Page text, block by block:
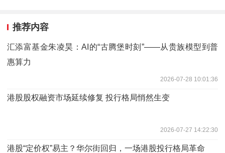
推荐内容
汇添富基金朱凌昊：AI的“古腾堡时刻”——从贵族模型到普
惠算力
2026-07-28 10:01:36
港股股权融资市场延续修复 投行格局悄然生变
2026-07-27 14:22:30
港股“定价权”易主？华尔街回归，一场港股投行格局革命